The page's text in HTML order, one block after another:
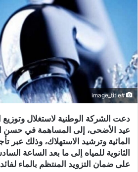
#image_title
دعت الشركة الوطنية لاستغلال وتوزيع
عيد الأضحى، إلى المساهمة في حسن
المائية وترشيد الاستهلاك، وذلك عبر
الثانوية للمياه إلى ما بعد الساعة
على ضمان التزويد المنتظم بالماء